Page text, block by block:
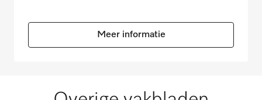
Meer informatie